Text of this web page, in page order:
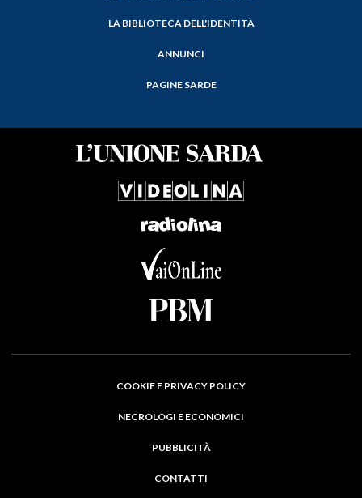
LA BIBLIOTECA DELL'IDENTITÀ
ANNUNCI
PAGINE SARDE
COOKIE E PRIVACY POLICY
NECROLOGI E ECONOMICI
PUBBLICITÀ
CONTATTI